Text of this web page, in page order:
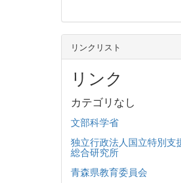
リンクリスト
リンク
カテゴリなし
文部科学省
独立行政法人国立特別支
総合研究所
青森県教育委員会